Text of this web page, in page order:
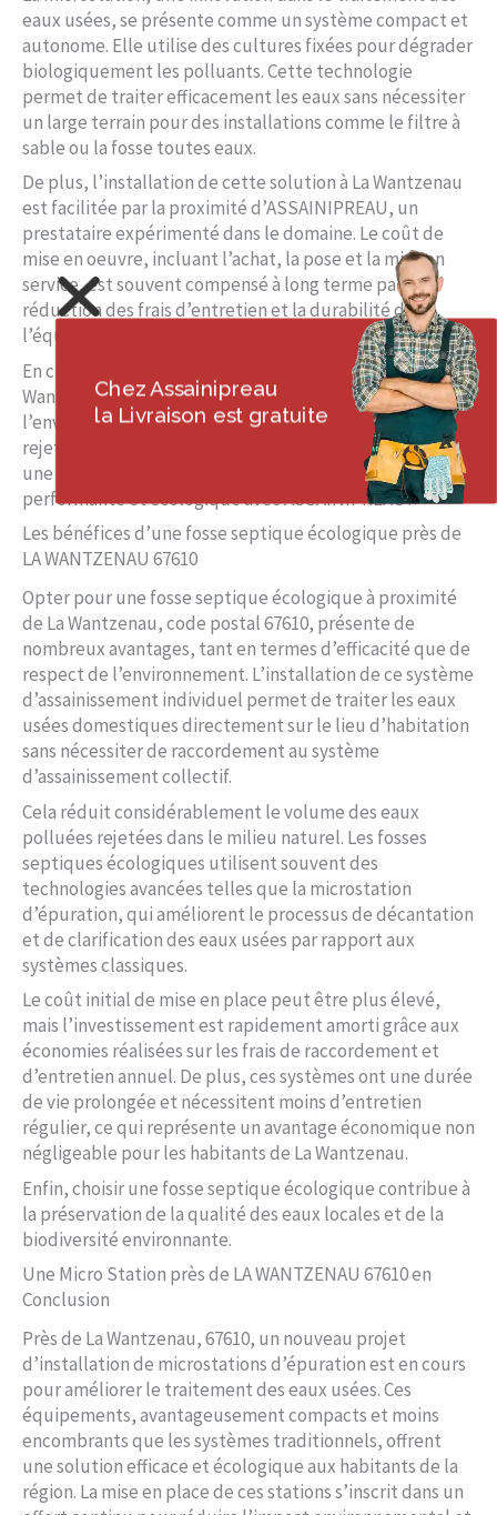
eaux usées, se présente comme un système compact et
autonome. Elle utilise des cultures fixées pour dégrader
biologiquement les polluants. Cette technologie
permet de traiter efficacement les eaux sans nécessiter
un large terrain pour des installations comme le filtre à
sable ou la fosse toutes eaux.
De plus, l’installation de cette solution à La Wantzenau
est facilitée par la proximité d’ASSAINIPREAU, un
prestataire expérimenté dans le domaine. Le coût de
mise en oeuvre, incluant l’achat, la pose et la mise en
service, est souvent compensé à long terme par la
réduction des frais d’entretien et la durabilité de
l’équipement.
En choisissant une microstation, les habitants de La
Wantzenau bénéficient d’un système respectueux de
l’environnement, réduisant la pollution organique
rejetée dans le milieu naturel. Pourquoi ne pas passer à
une technologie de traitement des eaux usées plus
performante et écologique avec ASSAINIPREAU?
Les bénéfices d’une fosse septique écologique près de
LA WANTZENAU 67610
Opter pour une fosse septique écologique à proximité
de La Wantzenau, code postal 67610, présente de
nombreux avantages, tant en termes d’efficacité que de
respect de l’environnement. L’installation de ce système
d’assainissement individuel permet de traiter les eaux
usées domestiques directement sur le lieu d’habitation
sans nécessiter de raccordement au système
d’assainissement collectif.
Cela réduit considérablement le volume des eaux
polluées rejetées dans le milieu naturel. Les fosses
septiques écologiques utilisent souvent des
technologies avancées telles que la microstation
d’épuration, qui améliorent le processus de décantation
et de clarification des eaux usées par rapport aux
systèmes classiques.
Le coût initial de mise en place peut être plus élevé,
mais l’investissement est rapidement amorti grâce aux
économies réalisées sur les frais de raccordement et
d’entretien annuel. De plus, ces systèmes ont une durée
de vie prolongée et nécessitent moins d’entretien
régulier, ce qui représente un avantage économique non
négligeable pour les habitants de La Wantzenau.
Enfin, choisir une fosse septique écologique contribue à
la préservation de la qualité des eaux locales et de la
biodiversité environnante.
Une Micro Station près de LA WANTZENAU 67610 en
Conclusion
Près de La Wantzenau, 67610, un nouveau projet
d’installation de microstations d’épuration est en cours
pour améliorer le traitement des eaux usées. Ces
équipements, avantageusement compacts et moins
encombrants que les systèmes traditionnels, offrent
une solution efficace et écologique aux habitants de la
région. La mise en place de ces stations s’inscrit dans un
Chez Assainipreau
la Livraison est gratuite